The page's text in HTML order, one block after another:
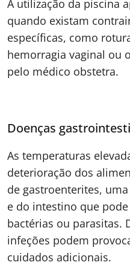
A utilização da piscina
quando existam
específicas, como
hemorragia vaginal ou
pelo médico obstetra.
Doenças
As temperaturas
deterioração dos
de gastroenterites,
e do intestino que
bactérias ou parasitas.
infeções podem
cuidados adicionais.